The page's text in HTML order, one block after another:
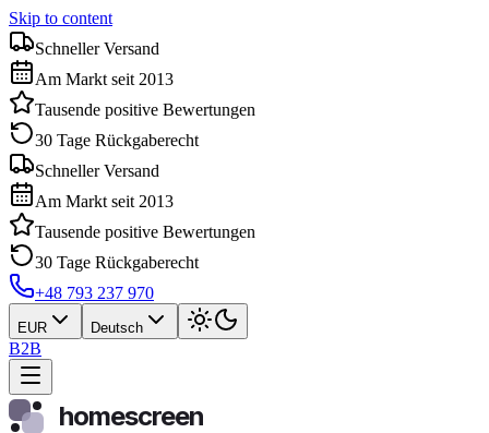
Skip to content
Schneller Versand
Am Markt seit 2013
Tausende positive Bewertungen
30 Tage Rückgaberecht
Schneller Versand
Am Markt seit 2013
Tausende positive Bewertungen
30 Tage Rückgaberecht
+48 793 237 970
EUR Deutsch
B2B
homescreen